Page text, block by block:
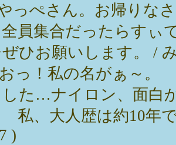
っぺさん。お帰りな
員集合だったらすぃ
ひお願いします。 /
っ！私の名がぁ～。
した…ナイロン、面白
私、大人歴は約10年
)